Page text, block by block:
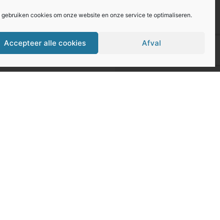
gebruiken cookies om onze website en onze service te optimaliseren.
Accepteer alle cookies Afval